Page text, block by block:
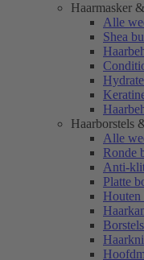
Haarmasker
Alle
Shea
Haarborstels
Alle
Ronde
Anti-
Platte
Houten